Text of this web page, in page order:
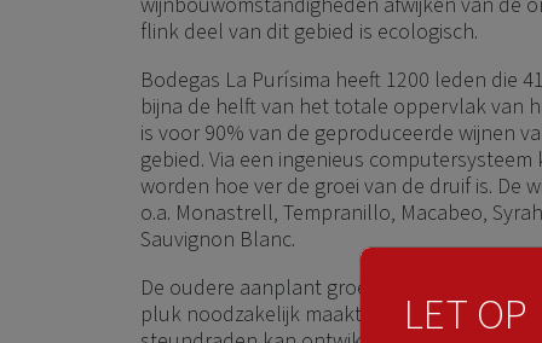
LET OP
flink deel van dit gebied is ecologisch.
Bodegas La Purísima heeft 1200 leden die
bijna de helft van het totale oppervlak van
is voor 90% van de geproduceerde wijnen
gebied. Via een ingenieus
worden hoe ver de groei van de druif is. De
o.a. Monastrell, Tempranillo, Macabeo,
Sauvignon Blanc.
De oudere aanplant groeit nog
pluk noodzakelijk maakt, terwijl de nieuwe